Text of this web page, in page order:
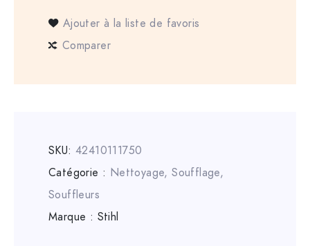
Ajouter à la liste de favoris
Comparer
SKU: 42410111750
Catégorie : Nettoyage, Soufflage,
Souffleurs
Marque : Stihl